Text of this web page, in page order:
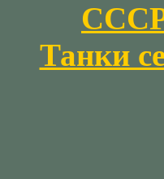
Танки